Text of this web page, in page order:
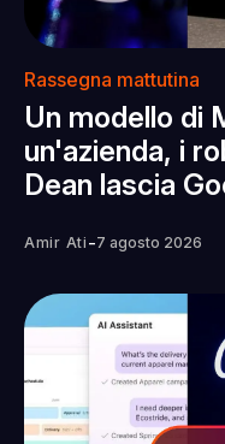
Rassegna mattutina
Un modello di
un'azienda, i
Dean lascia
Amir Ati -7 agosto 2026